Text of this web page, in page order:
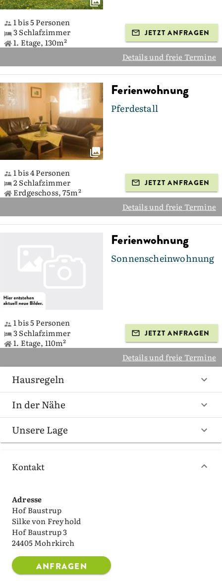
1 bis 5 Personen
3 Schlafzimmer
1. Etage, 130m²
JETZT ANFRAGEN
Details und freie Termine
Ferienwohnung
Pferdestall
1 bis 4 Personen
2 Schlafzimmer
Erdgeschoss, 75m²
JETZT ANFRAGEN
Details und freie Termine
Ferienwohnung
Sonnenscheinwohnung
1 bis 5 Personen
3 Schlafzimmer
1. Etage, 110m²
JETZT ANFRAGEN
Details und freie Termine
Hausregeln
In der Nähe
Unsere Lage
Kontakt
Adresse
Hof Baustrup
Silke von Freyhold
Hof Baustrup 3
24405 Mohrkirch
ANFRAGEN